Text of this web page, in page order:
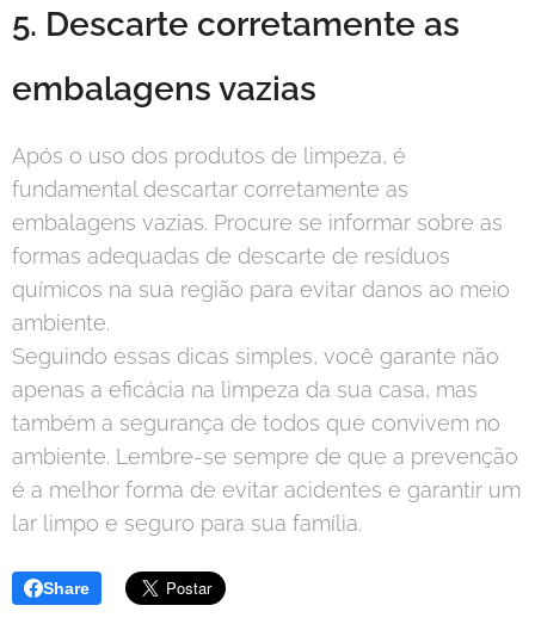
5. Descarte corretamente as
embalagens vazias
Após o uso dos produtos de limpeza, é
fundamental descartar corretamente as
embalagens vazias. Procure se informar sobre as
formas adequadas de descarte de resíduos
químicos na sua região para evitar danos ao meio
ambiente.
Seguindo essas dicas simples, você garante não
apenas a eficácia na limpeza da sua casa, mas
também a segurança de todos que convivem no
ambiente. Lembre-se sempre de que a prevenção
é a melhor forma de evitar acidentes e garantir um
lar limpo e seguro para sua família.
Share